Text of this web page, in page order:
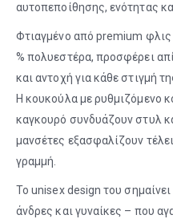
αυτοπεποίθησης, ενότητας
Φτιαγμένο από premium
% πολυεστέρα, προσφέρει
και αντοχή για κάθε στιγμή
Η κουκούλα με ρυθμιζόμενο
καγκουρό συνδυάζουν στυλ
μανσέτες εξασφαλίζουν
γραμμή.
Το unisex design του
άνδρες και γυναίκες – που